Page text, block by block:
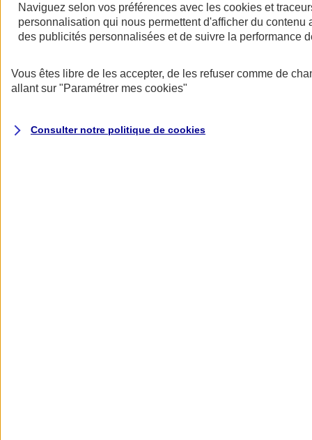
AXA Assurance
Naviguez selon vos préférences avec les cookies et
personnalisation qui nous permettent d'afficher du contenu
des publicités personnalisées et de suivre la performance
Vous êtes libre de les accepter, de les refuser comme de
allant sur "Paramétrer mes cookies"
Consulter notre politique de cookies